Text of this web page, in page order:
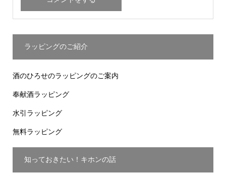
ラッピングのご紹介
酒のひろせのラッピングのご案内
奉献酒ラッピング
水引ラッピング
無料ラッピング
知っておきたい！キホンの話